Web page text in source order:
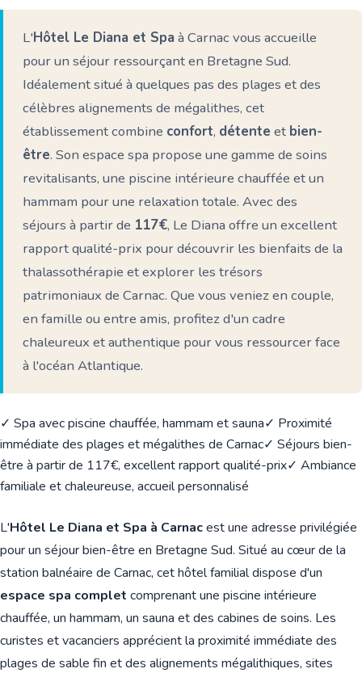
L'Hôtel Le Diana et Spa à Carnac vous accueille
pour un séjour ressourçant en Bretagne Sud.
Idéalement situé à quelques pas des plages et des
célèbres alignements de mégalithes, cet
établissement combine confort, détente et bien-
être. Son espace spa propose une gamme de soins
revitalisants, une piscine intérieure chauffée et un
hammam pour une relaxation totale. Avec des
séjours à partir de 117€, Le Diana offre un excellent
rapport qualité-prix pour découvrir les bienfaits de la
thalassothérapie et explorer les trésors
patrimoniaux de Carnac. Que vous veniez en couple,
en famille ou entre amis, profitez d'un cadre
chaleureux et authentique pour vous ressourcer face
à l'océan Atlantique.
✓ Spa avec piscine chauffée, hammam et sauna✓ Proximité
immédiate des plages et mégalithes de Carnac✓ Séjours bien-
être à partir de 117€, excellent rapport qualité-prix✓ Ambiance
familiale et chaleureuse, accueil personnalisé
L'Hôtel Le Diana et Spa à Carnacest une adresse privilégiée
pour un séjour bien-être en Bretagne Sud. Situé au cœur de la
station balnéaire de Carnac, cet hôtel familial dispose d'un
espace spa complet comprenant une piscine intérieure
chauffée, un hammam, un sauna et des cabines de soins. Les
curistes et vacanciers apprécient la proximité immédiate des
plages de sable fin et des alignements mégalithiques, sites